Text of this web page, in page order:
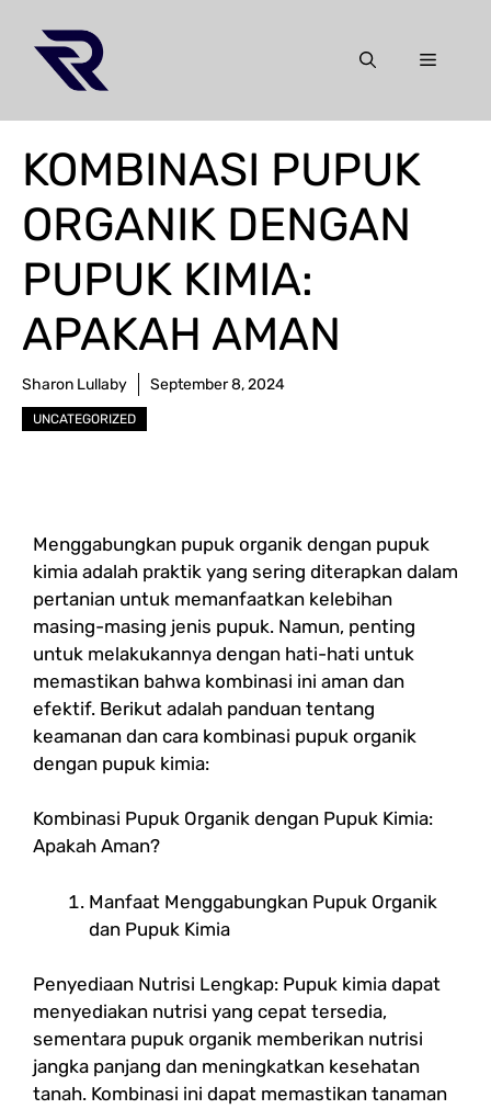
content
Menu
KOMBINASI PUPUK
ORGANIK DENGAN
PUPUK KIMIA:
APAKAH AMAN
Sharon Lullaby September 8, 2024
UNCATEGORIZED
Menggabungkan pupuk organik dengan pupuk
kimia adalah praktik yang sering diterapkan dalam
pertanian untuk memanfaatkan kelebihan
masing-masing jenis pupuk. Namun, penting
untuk melakukannya dengan hati-hati untuk
memastikan bahwa kombinasi ini aman dan
efektif. Berikut adalah panduan tentang
keamanan dan cara kombinasi pupuk organik
dengan pupuk kimia:
Kombinasi Pupuk Organik dengan Pupuk Kimia:
Apakah Aman?
Manfaat Menggabungkan Pupuk Organik
dan Pupuk Kimia
Penyediaan Nutrisi Lengkap: Pupuk kimia dapat
menyediakan nutrisi yang cepat tersedia,
sementara pupuk organik memberikan nutrisi
jangka panjang dan meningkatkan kesehatan
tanah. Kombinasi ini dapat memastikan tanaman